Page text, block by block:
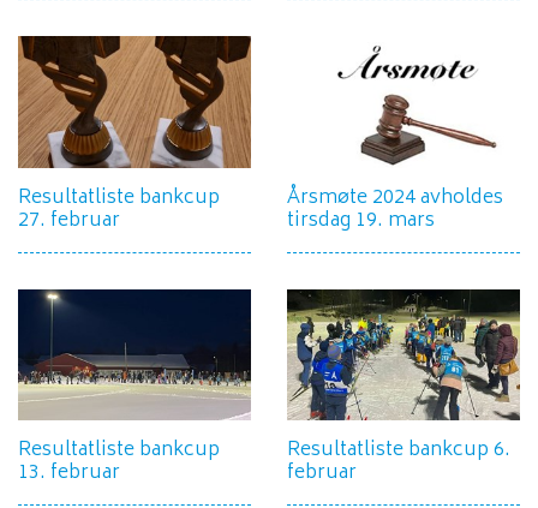
Resultatliste bankcup
27. februar
Årsmøte 2024 avholdes
tirsdag 19. mars
Resultatliste bankcup
13. februar
Resultatliste bankcup 6.
februar